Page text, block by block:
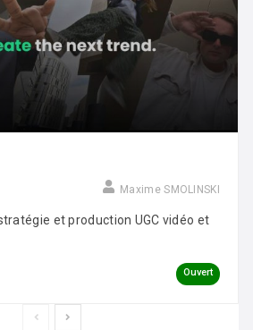
Maxime SMOLINSKI
et production UGC vidéo et
Ouvert